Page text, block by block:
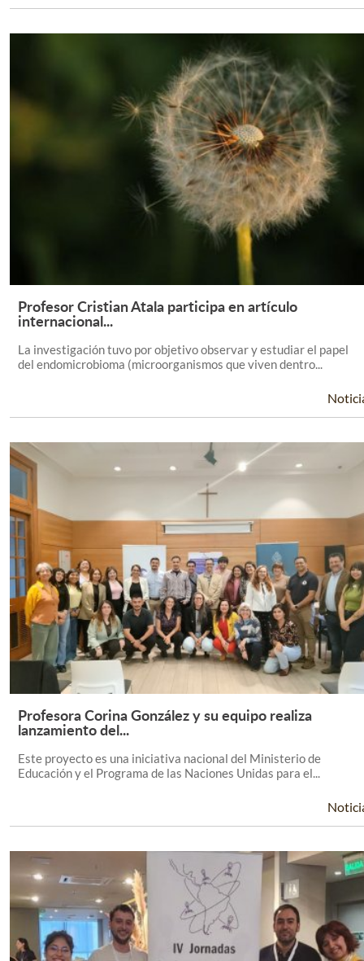
Leer Más +
Profesor Cristian Atala participa en artículo
internacional...
La investigación tuvo por objetivo observar y estudiar el papel
del endomicrobioma (microorganismos que viven dentro...
Leer Más +
Profesora Corina González y su equipo realiza
lanzamiento del...
Este proyecto es una iniciativa nacional del Ministerio de
Educación y el Programa de las Naciones Unidas para el...